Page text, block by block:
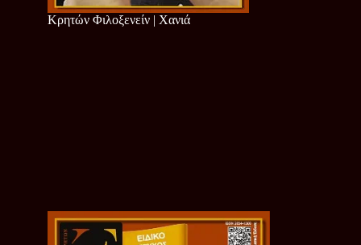
Κρητών Φιλοξενείν | Χανιά